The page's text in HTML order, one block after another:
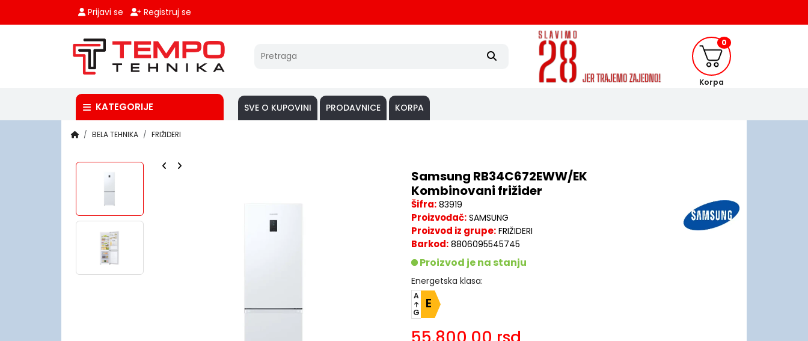
Prijavi se Registruj se
0
Korpa
KATEGORIJE SVE O KUPOVINI PRODAVNICE KORPA
BELA TEHNIKA FRIŽIDERI
Samsung RB34C672EWW/EK
Kombinovani frižider
Šifra: 83919
Proizvođač: SAMSUNG
Proizvod iz grupe: FRIŽIDERI
Barkod: 8806095545745
Proizvod je na stanju
Energetska klasa:
A
G
E